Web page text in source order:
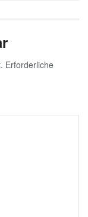
Erforderliche